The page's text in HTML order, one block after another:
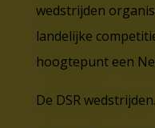
wedstrijden
landelijke
hoogtepunt een
De DSR wedstrijden.